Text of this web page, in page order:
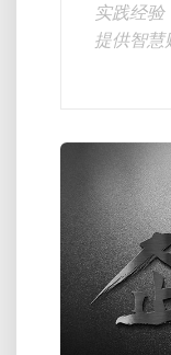
实践经验
提供智慧